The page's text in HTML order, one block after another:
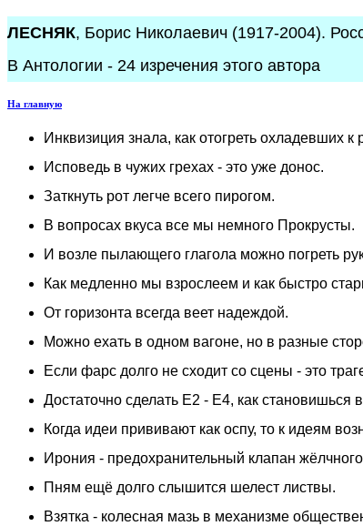
ЛЕСНЯК, Борис Николаевич (1917-2004).
В Антологии - 24 изречения этого автора
На главную
Инквизиция знала, как отогреть охладевших к
Исповедь в чужих грехах - это уже донос.
Заткнуть рот легче всего пирогом.
В вопросах вкуса все мы немного Прокрусты.
И возле пылающего глагола можно погреть
Как медленно мы взрослеем и как быстро
От горизонта всегда веет надеждой.
Можно ехать в одном вагоне, но в разные
Если фарс долго не сходит со сцены - это
Достаточно сделать Е2 - Е4, как становишься
Когда идеи прививают как оспу, то к идеям
Ирония - предохранительный клапан
Пням ещё долго слышится шелест листвы.
Взятка - колесная мазь в механизме